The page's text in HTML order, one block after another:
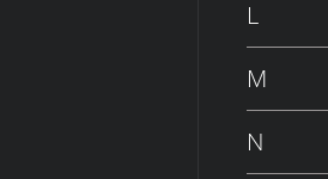
L
M
N